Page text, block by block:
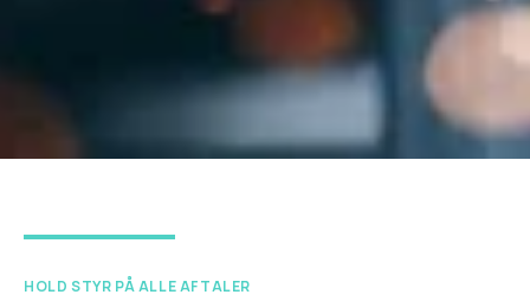
HOLD STYR PÅ ALLE AFTALER